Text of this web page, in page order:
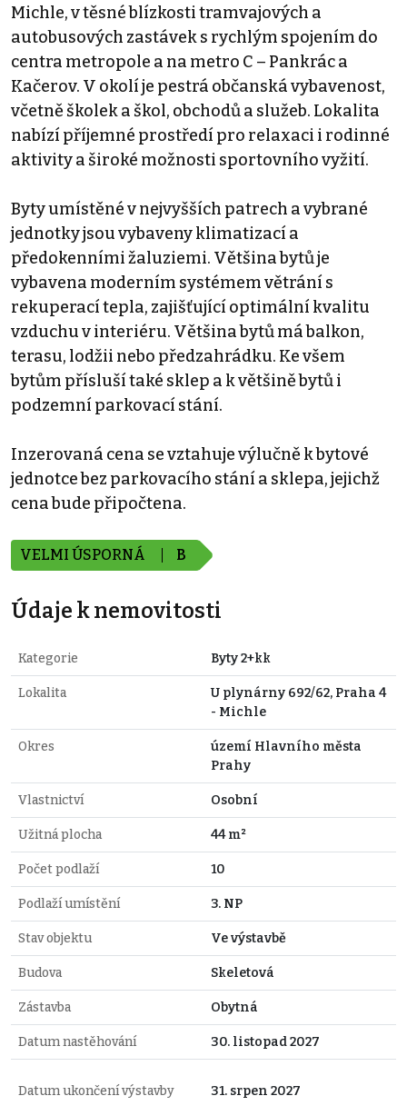
Michle, v těsné blízkosti tramvajových a
autobusových zastávek s rychlým spojením do
centra metropole a na metro C – Pankrác a
Kačerov. V okolí je pestrá občanská vybavenost,
včetně školek a škol, obchodů a služeb. Lokalita
nabízí příjemné prostředí pro relaxaci i rodinné
aktivity a široké možnosti sportovního vyžití.
Byty umístěné v nejvyšších patrech a vybrané
jednotky jsou vybaveny klimatizací a
předokenními žaluziemi. Většina bytů je
vybavena moderním systémem větrání s
rekuperací tepla, zajišťující optimální kvalitu
vzduchu v interiéru. Většina bytů má balkon,
terasu, lodžii nebo předzahrádku. Ke všem
bytům přísluší také sklep a k většině bytů i
podzemní parkovací stání.
Inzerovaná cena se vztahuje výlučně k bytové
jednotce bez parkovacího stání a sklepa, jejichž
cena bude připočtena.
VELMI ÚSPORNÁ B
Údaje k nemovitosti
Kategorie Byty 2+kk
Lokalita
U plynárny 692/62, Praha 4
- Michle
Okres
území Hlavního města
Prahy
Vlastnictví Osobní
Užitná plocha 44 m²
Počet podlaží 10
Podlaží umístění 3. NP
Stav objektu Ve výstavbě
Budova Skeletová
Zástavba Obytná
Datum nastěhování 30. listopad 2027
Datum ukončení výstavby 31. srpen 2027